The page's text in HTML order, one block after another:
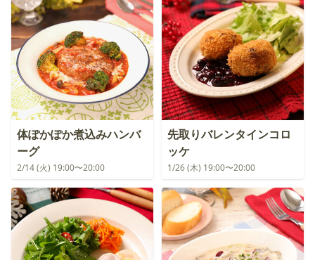
体ぽかぽか煮込みハンバ
ーグ
2/14 (火) 19:00〜20:00
先取りバレンタインコロ
ッケ
1/26 (木) 19:00〜20:00